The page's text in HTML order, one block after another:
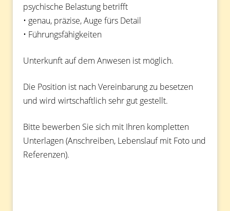
psychische Belastung betrifft
• genau, präzise, Auge fürs Detail
• Führungsfähigkeiten
Unterkunft auf dem Anwesen ist möglich.
Die Position ist nach Vereinbarung zu besetzen
und wird wirtschaftlich sehr gut gestellt.
Bitte bewerben Sie sich mit Ihren kompletten
Unterlagen (Anschreiben, Lebenslauf mit Foto und
Referenzen).